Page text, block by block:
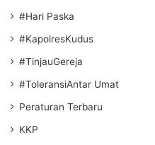
#Hari Paska
#KapolresKudus
#TinjauGereja
#ToleransiAntar Umat
Peraturan Terbaru
KKP